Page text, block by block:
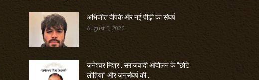
अभिजीत दीपके और नई पीढ़ी का संघर्ष
August 5, 2026
जनेश्वर मिश्र : समाजवादी आंदोलन के “छोटे
लोहिया” और जनसंघर्ष की...